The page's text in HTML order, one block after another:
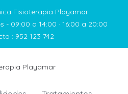
Fisioterapia Playamar
- 09:00 a 14:00 · 16:00 a 20:00
: 952 123 742